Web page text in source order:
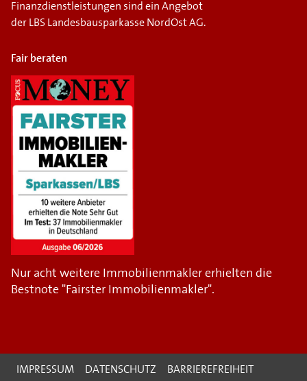
Finanzdienstleistungen sind ein Angebot
der LBS Landesbausparkasse NordOst AG.
Fair beraten
Nur acht weitere Immobilienmakler erhielten die
Bestnote "Fairster Immobilienmakler".
IMPRESSUM DATENSCHUTZ BARRIEREFREIHEIT